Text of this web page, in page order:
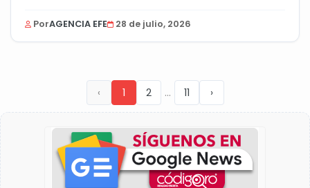
PorAGENCIA EFE 28 de julio, 2026
‹ 1 2 ... 11 ›